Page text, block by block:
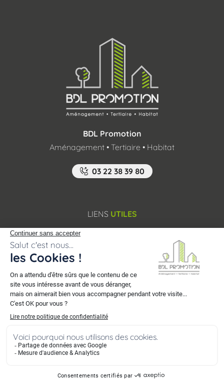
BDL Promotion
Aménagement • Tertiaire • Habitat
03 22 38 39 80
LIENS UTILES
Qui sommes-nous ?
Nos programmes immobiliers
NOS FILIALES